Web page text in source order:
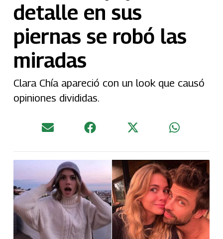
detalle en sus
piernas se robó las
miradas
Clara Chía apareció con un look que causó
opiniones divididas.